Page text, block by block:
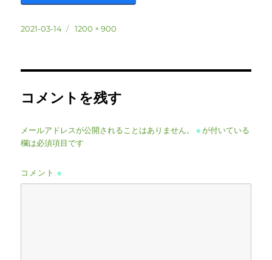
投
2021-03-14
フ
1200 × 900
コメントを残す
メールアドレスが公開されることはありません。 ※が付いている
欄は必須項目です
コメント※